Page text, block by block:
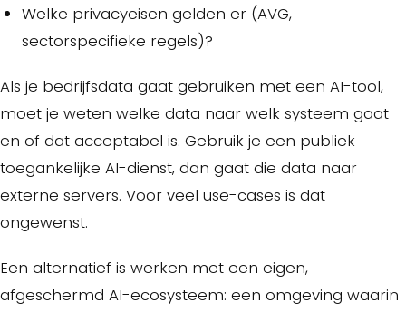
Welke privacyeisen gelden er (AVG,
sectorspecifieke regels)?
Als je bedrijfsdata gaat gebruiken met een AI-tool,
moet je weten welke data naar welk systeem gaat
en of dat acceptabel is. Gebruik je een publiek
toegankelijke AI-dienst, dan gaat die data naar
externe servers. Voor veel use-cases is dat
ongewenst.
Een alternatief is werken met een eigen,
afgeschermd AI-ecosysteem: een omgeving waarin